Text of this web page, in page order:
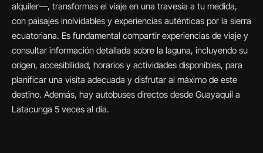
alquiler—, transformas el viaje en una travesía a tu medida,
con paisajes inolvidables y experiencias auténticas por la sierra
ecuatoriana. Es fundamental compartir experiencias de viaje y
consultar información detallada sobre la laguna, incluyendo su
origen, accesibilidad, horarios y actividades disponibles, para
planificar una visita adecuada y disfrutar al máximo de este
destino. Además, hay autobuses directos desde Guayaquil a
Latacunga 5 veces al día.